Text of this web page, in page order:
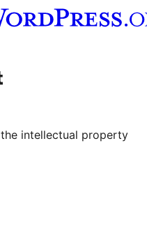
do YouTube
nossa conta no Tumblr
intellectual property